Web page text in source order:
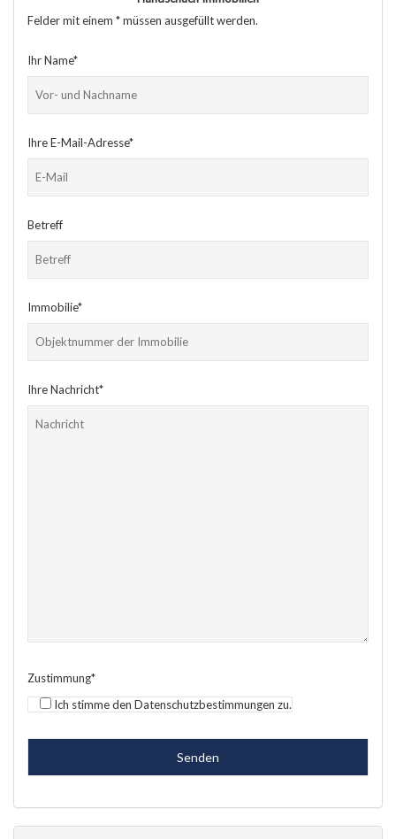
Felder mit einem * müssen ausgefüllt werden.
Ihr Name*
Ihre E-Mail-Adresse*
Betreff
Immobilie*
Ihre Nachricht*
Zustimmung*
Ich stimme den Datenschutzbestimmungen zu.